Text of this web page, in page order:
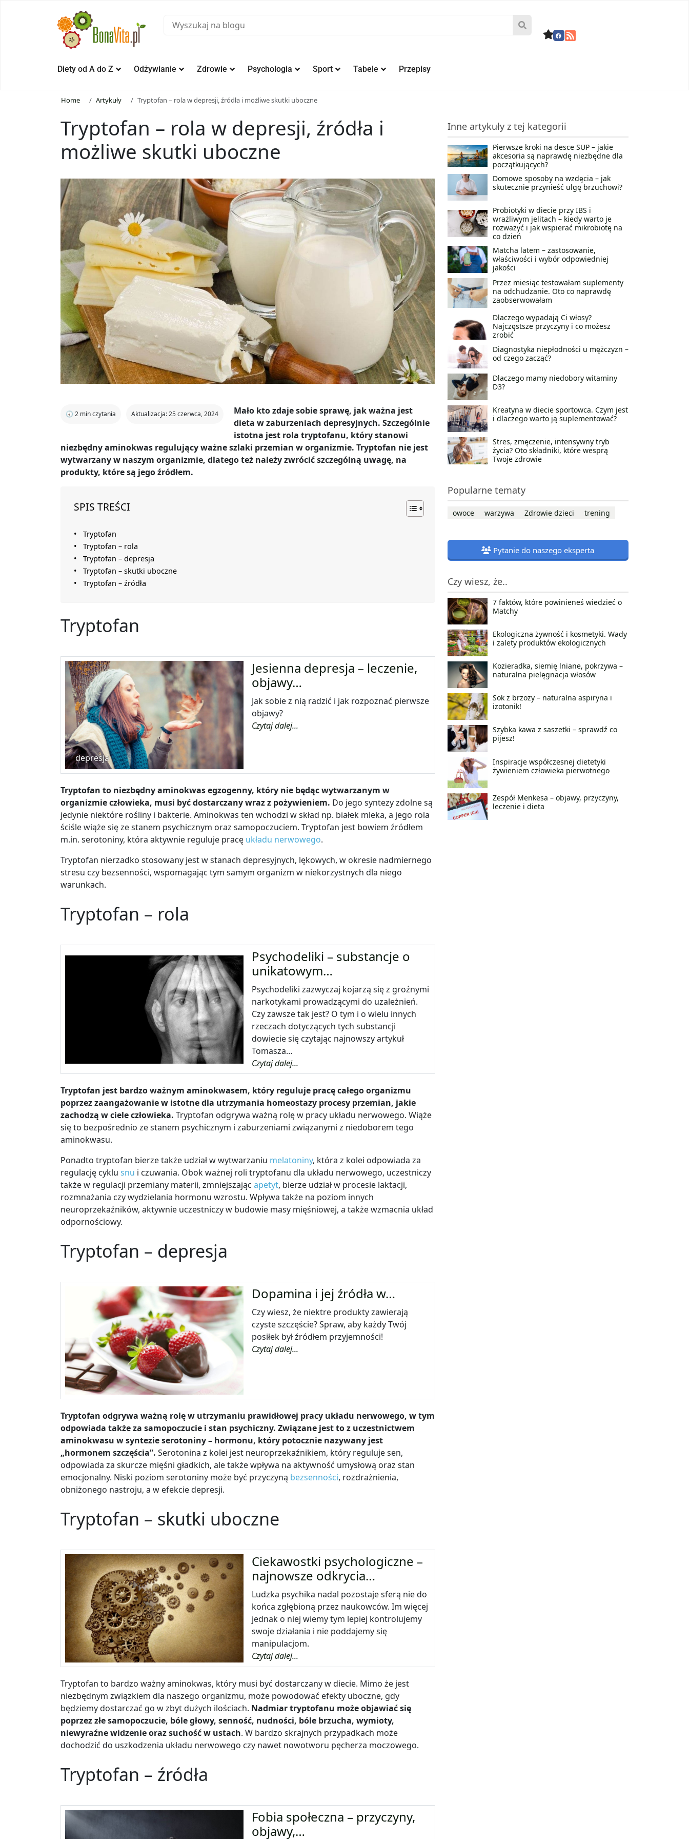
Diety od A do Z Odżywianie Zdrowie Psychologia Sport Tabele Przepisy
Home Artykuły Tryptofan – rola w depresji, źródła i możliwe skutki uboczne
Tryptofan – rola w depresji, źródła i
możliwe skutki uboczne
🕣 2 min czytania Aktualizacja: 25 czerwca, 2024
Mało kto zdaje sobie sprawę, jak ważna jest
dieta w zaburzeniach depresyjnych. Szczególnie
istotna jest rola tryptofanu, który stanowi
niezbędny aminokwas regulujący ważne szlaki przemian w organizmie. Tryptofan nie jest
wytwarzany w naszym organizmie, dlatego też należy zwrócić szczególną uwagę, na
produkty, które są jego źródłem.
SPIS TREŚCI
Tryptofan
Tryptofan – rola
Tryptofan – depresja
Tryptofan – skutki uboczne
Tryptofan – źródła
Tryptofan
depresja
Jesienna depresja – leczenie,
objawy…
Jak sobie z nią radzić i jak rozpoznać pierwsze
objawy?
Czytaj dalej...
Tryptofan to niezbędny aminokwas egzogenny, który nie będąc wytwarzanym w
organizmie człowieka, musi być dostarczany wraz z pożywieniem. Do jego syntezy zdolne są
jedynie niektóre rośliny i bakterie. Aminokwas ten wchodzi w skład np. białek mleka, a jego rola
ściśle wiąże się ze stanem psychicznym oraz samopoczuciem. Tryptofan jest bowiem źródłem
m.in. serotoniny, która aktywnie reguluje pracę układu nerwowego.
Tryptofan nierzadko stosowany jest w stanach depresyjnych, lękowych, w okresie nadmiernego
stresu czy bezsenności, wspomagając tym samym organizm w niekorzystnych dla niego
warunkach.
Tryptofan – rola
Psychodeliki – substancje o
unikatowym…
Psychodeliki zazwyczaj kojarzą się z groźnymi
narkotykami prowadzącymi do uzależnień.
Czy zawsze tak jest? O tym i o wielu innych
rzeczach dotyczących tych substancji
dowiecie się czytając najnowszy artykuł
Tomasza…
Czytaj dalej...
Tryptofan jest bardzo ważnym aminokwasem, który reguluje pracę całego organizmu
poprzez zaangażowanie w istotne dla utrzymania homeostazy procesy przemian, jakie
zachodzą w ciele człowieka. Tryptofan odgrywa ważną rolę w pracy układu nerwowego. Wiąże
się to bezpośrednio ze stanem psychicznym i zaburzeniami związanymi z niedoborem tego
aminokwasu.
Ponadto tryptofan bierze także udział w wytwarzaniu melatoniny, która z kolei odpowiada za
regulację cyklu snu i czuwania. Obok ważnej roli tryptofanu dla układu nerwowego, uczestniczy
także w regulacji przemiany materii, zmniejszając apetyt, bierze udział w procesie laktacji,
rozmnażania czy wydzielania hormonu wzrostu. Wpływa także na poziom innych
neuroprzekaźników, aktywnie uczestniczy w budowie masy mięśniowej, a także wzmacnia układ
odpornościowy.
Tryptofan – depresja
Dopamina i jej źródła w…
Czy wiesz, że niektre produkty zawierają
czyste szczęście? Spraw, aby każdy Twój
posiłek był źródłem przyjemności!
Czytaj dalej...
Tryptofan odgrywa ważną rolę w utrzymaniu prawidłowej pracy układu nerwowego, w tym
odpowiada także za samopoczucie i stan psychiczny. Związane jest to z uczestnictwem
aminokwasu w syntezie serotoniny – hormonu, który potocznie nazywany jest
„hormonem szczęścia”. Serotonina z kolei jest neuroprzekaźnikiem, który reguluje sen,
odpowiada za skurcze mięśni gładkich, ale także wpływa na aktywność umysłową oraz stan
emocjonalny. Niski poziom serotoniny może być przyczyną bezsenności, rozdrażnienia,
obniżonego nastroju, a w efekcie depresji.
Tryptofan – skutki uboczne
Ciekawostki psychologiczne –
najnowsze odkrycia…
Ludzka psychika nadal pozostaje sferą nie do
końca zgłębioną przez naukowców. Im więcej
jednak o niej wiemy tym lepiej kontrolujemy
swoje działania i nie poddajemy się
manipulacjom.
Czytaj dalej...
Tryptofan to bardzo ważny aminokwas, który musi być dostarczany w diecie. Mimo że jest
niezbędnym związkiem dla naszego organizmu, może powodować efekty uboczne, gdy
będziemy dostarczać go w zbyt dużych ilościach. Nadmiar tryptofanu może objawiać się
poprzez złe samopoczucie, bóle głowy, senność, nudności, bóle brzucha, wymioty,
niewyraźne widzenie oraz suchość w ustach. W bardzo skrajnych przypadkach może
dochodzić do uszkodzenia układu nerwowego czy nawet nowotworu pęcherza moczowego.
Tryptofan – źródła
Fobia społeczna – przyczyny,
objawy,…
Inne artykuły z tej kategorii
Pierwsze kroki na desce SUP – jakie
akcesoria są naprawdę niezbędne dla
początkujących?
Domowe sposoby na wzdęcia – jak
skutecznie przynieść ulgę brzuchowi?
Probiotyki w diecie przy IBS i
wrażliwym jelitach – kiedy warto je
rozważyć i jak wspierać mikrobiotę na
co dzień
Matcha latem – zastosowanie,
właściwości i wybór odpowiedniej
jakości
Przez miesiąc testowałam suplementy
na odchudzanie. Oto co naprawdę
zaobserwowałam
Dlaczego wypadają Ci włosy?
Najczęstsze przyczyny i co możesz
zrobić
Diagnostyka niepłodności u mężczyzn –
od czego zacząć?
Dlaczego mamy niedobory witaminy
D3?
Kreatyna w diecie sportowca. Czym jest
i dlaczego warto ją suplementować?
Stres, zmęczenie, intensywny tryb
życia? Oto składniki, które wesprą
Twoje zdrowie
Popularne tematy
owoce warzywa Zdrowie dzieci trening
Pytanie do naszego eksperta
Czy wiesz, że..
7 faktów, które powinieneś wiedzieć o
Matchy
Ekologiczna żywność i kosmetyki. Wady
i zalety produktów ekologicznych
Kozieradka, siemię lniane, pokrzywa –
naturalna pielęgnacja włosów
Sok z brzozy – naturalna aspiryna i
izotonik!
Szybka kawa z saszetki – sprawdź co
pijesz!
Inspiracje współczesnej dietetyki
żywieniem człowieka pierwotnego
Zespół Menkesa – objawy, przyczyny,
leczenie i dieta